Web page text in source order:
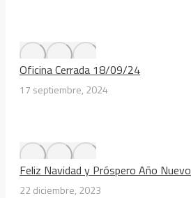
Oficina Cerrada 18/09/24
17 septiembre, 2024
Feliz Navidad y Próspero Año Nuevo
22 diciembre, 2023